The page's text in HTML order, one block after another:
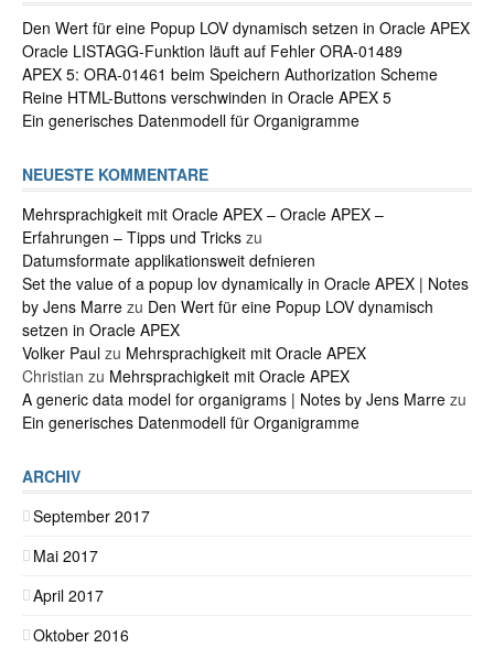
Den Wert für eine Popup LOV dynamisch setzen in Oracle APEX
Oracle LISTAGG-Funktion läuft auf Fehler ORA-01489
APEX 5: ORA-01461 beim Speichern Authorization Scheme
Reine HTML-Buttons verschwinden in Oracle APEX 5
Ein generisches Datenmodell für Organigramme
NEUESTE KOMMENTARE
Mehrsprachigkeit mit Oracle APEX – Oracle APEX –
Erfahrungen – Tipps und Tricks zu
Datumsformate applikationsweit defnieren
Set the value of a popup lov dynamically in Oracle APEX | Notes
by Jens Marre zu Den Wert für eine Popup LOV dynamisch
setzen in Oracle APEX
Volker Paul zu Mehrsprachigkeit mit Oracle APEX
Christian zu Mehrsprachigkeit mit Oracle APEX
A generic data model for organigrams | Notes by Jens Marre zu
Ein generisches Datenmodell für Organigramme
ARCHIV
September 2017
Mai 2017
April 2017
Oktober 2016